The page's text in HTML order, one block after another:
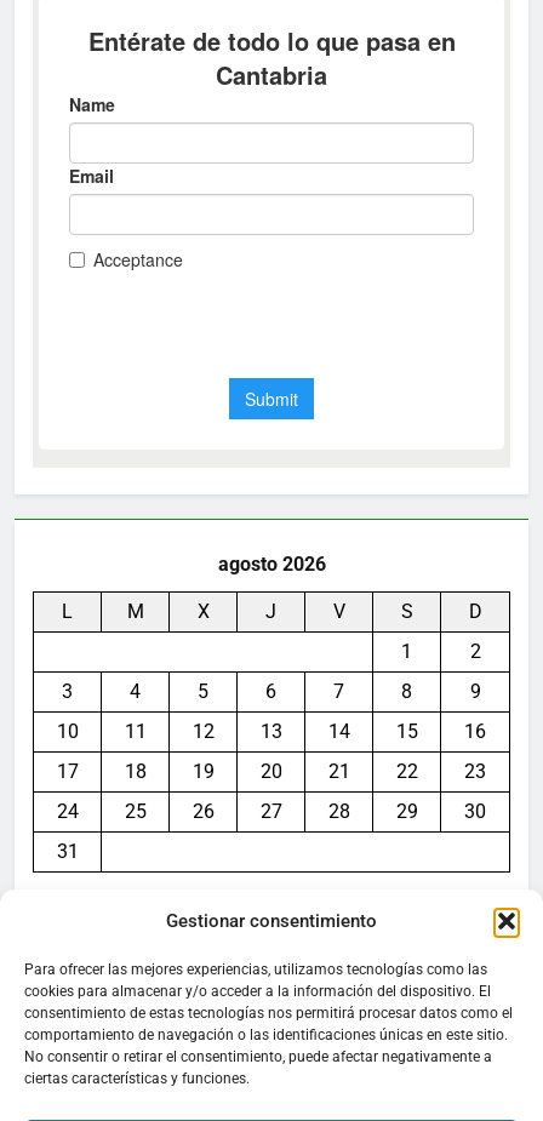
Gestionar consentimiento
Para ofrecer las mejores experiencias, utilizamos tecnologías como las
cookies para almacenar y/o acceder a la información del dispositivo. El
consentimiento de estas tecnologías nos permitirá procesar datos como el
comportamiento de navegación o las identificaciones únicas en este sitio.
No consentir o retirar el consentimiento, puede afectar negativamente a
ciertas características y funciones.
agosto 2026
L M X J V S
D
1
2
3
4 5 6 7 8
9
10
11 12 13 14 15
16
17
18 19 20 21 22
23
24
25 26 27 28 29
30
31
« Jul
Aviso legal
Política de privacidad